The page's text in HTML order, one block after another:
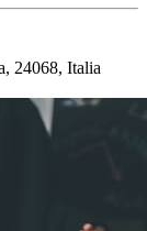
24068, Italia